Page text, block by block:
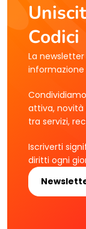
Codici
La
attiva,
tra servizi,
Iscriverti
diritti ogni